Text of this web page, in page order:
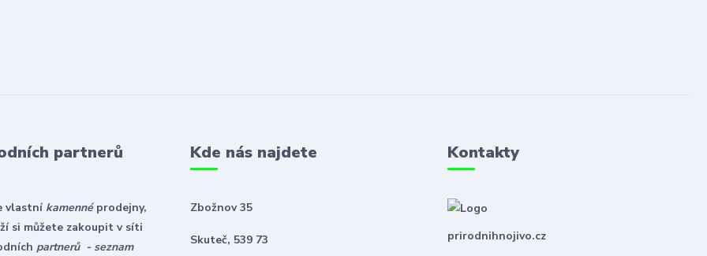
partnerů
vlastní kamennéprodejny,
si můžete zakoupit v síti
partnerů - seznam
Kde nás najdete
Zbožnov 35
Skuteč, 539 73
Kontakty
prirodnihnojivo.cz